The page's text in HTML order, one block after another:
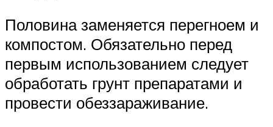
Половина заменяется перегноем и
компостом. Обязательно перед
первым использованием следует
обработать грунт препаратами и
провести обеззараживание.